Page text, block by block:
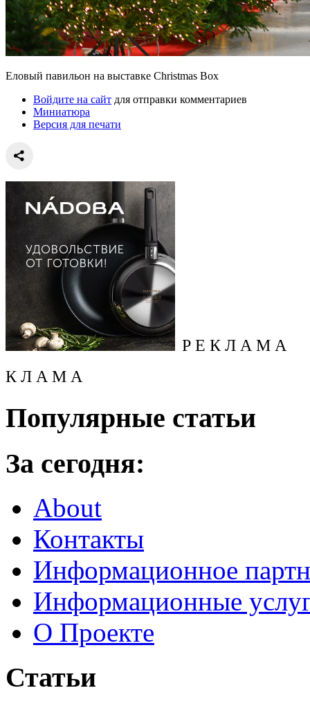
Еловый павильон на выставке Christmas Box
Войдите на сайт для отправки комментариев
Миниатюра
Версия для печати
Р Е К Л А М А
К Л А М А
Популярные статьи
За сегодня:
About
Контакты
Информационное
Информационные
О Проекте
Статьи